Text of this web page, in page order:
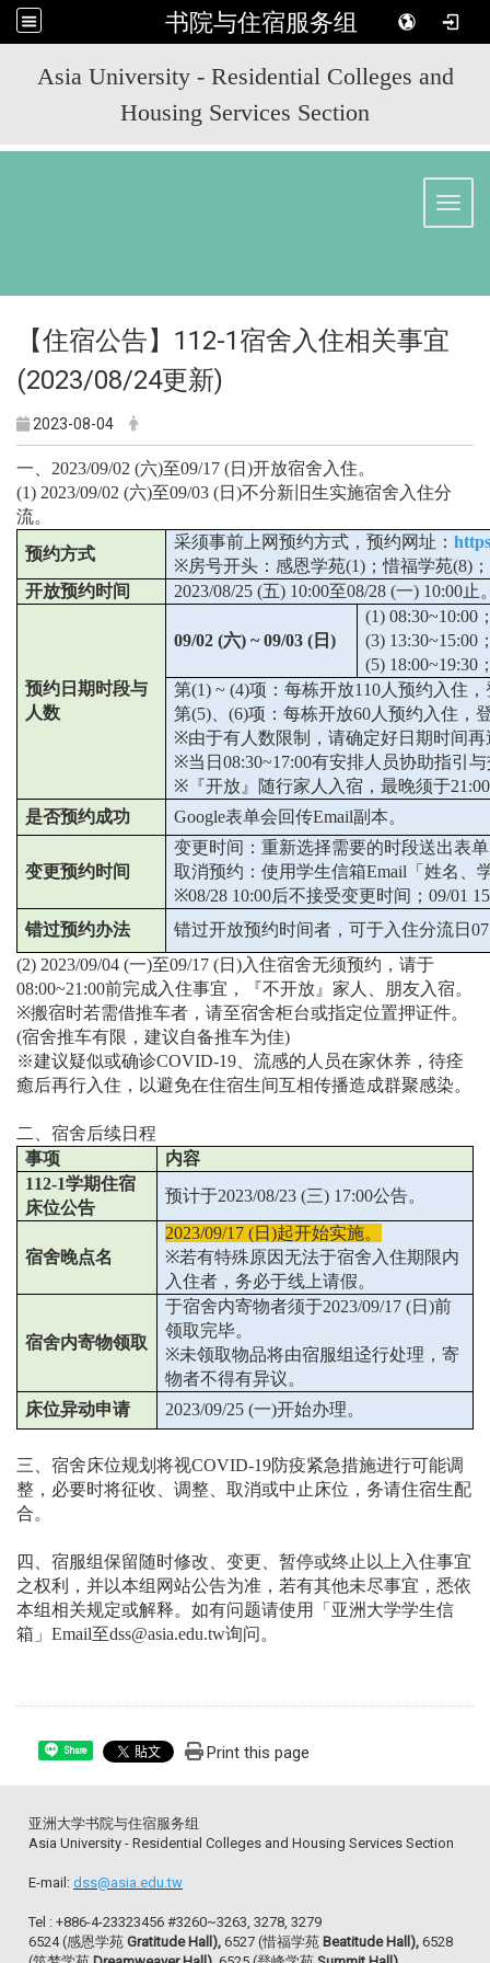
书院与住宿服务组
Asia University - Residential Colleges and
Housing Services Section
【住宿公告】112-1宿舍入住相关事宜
(2023/08/24更新)
2023-08-04
一、 2023/09/02 (六)至09/17 (日 )开放宿舍入住。
(1) 2023/09/02 (六)至09/03 (日 )不分新旧生实施宿舍入住分
流。
预约方式
采须事前上网预约方式，预约网址：
※房号开头：感恩学苑(1) ；惜福学苑(8)
开放预约时间
2023/08/25 (五) 10:00至08/28 (一) 10:00止
预约日期时段与
人数
09/02 (六) ~ 09/03 ( 日 )
(1) 08:30~10:00
(3) 13:30~15:00
(5) 18:00~19:30
第(1) ~ (4)项：每栋开放110 人预约入住
第(5) (6)项：每栋开放60 人预约入住，
※由于有人数限制，请确定好日期时间
※当日 08:30~17:00有安排人员协助指引
※ 『开放』随行家人入宿，最晚须于21:00
是否预约成功
Google表单会回传Email副本。
变更预约时间
变更时间：重新选择需要的时段送出表
取消预约：使用学生信箱Email 「姓名、
※08/28 10:00后不接受变更时间； 09/01
错过预约办法
错过开放预约时间者，可于入住分流日
(2) 2023/09/04 (一)至09/17 (日 )入住宿舍无须预约，请于
08:00~21:00前完成入住事宜，『不开放』家人、朋友入宿。
※搬宿时若需借推车者，请至宿舍柜台或指定位置押证件。
(宿舍推车有限，建议自备推车为佳)
※建议疑似或确诊COVID-19、流感的人员在家休养，待痊
癒后再行入住，以避免在住宿生间互相传播造成群聚感染。
二、宿舍后续日程
事项
内容
112-1学期住宿
床位公告
预计于2023/08/23 (三) 17:00公告。
宿舍晚点名
2023/09/17 (日 )起开始实施。
※若有特殊原因无法于宿舍入住期限内
入住者，务必于线上请假。
宿舍内寄物领取
于宿舍内寄物者须于2023/09/17 (日 )前
领取完毕。
※未领取物品将由宿服组迳行处理，寄
物者不得有异议。
床位异动申请
2023/09/25 (一)开始办理。
三、宿舍床位规划将视COVID-19防疫紧急措施进行可能调
整，必要时将征收、调整、取消或中止床位，务请住宿生配
合。
四、宿服组保留随时修改、变更、暂停或终止以上入住事宜
之权利，并以本组网站公告为准，若有其他未尽事宜，悉依
本组相关规定或解释。如有问题请使用「亚洲大学学生信
箱」 Email至dss@asia.edu.tw询问。
Share Print this page
亚洲大学书院与住宿服务组
Asia University - Residential Colleges and Housing Services Section
E-mail: dss@asia.edu.tw
Tel : +886-4-23323456 #3260~3263, 3278, 3279
6524 (感恩学苑 Gratitude Hall), 6527 (惜福学苑 Beatitude Hall), 6528